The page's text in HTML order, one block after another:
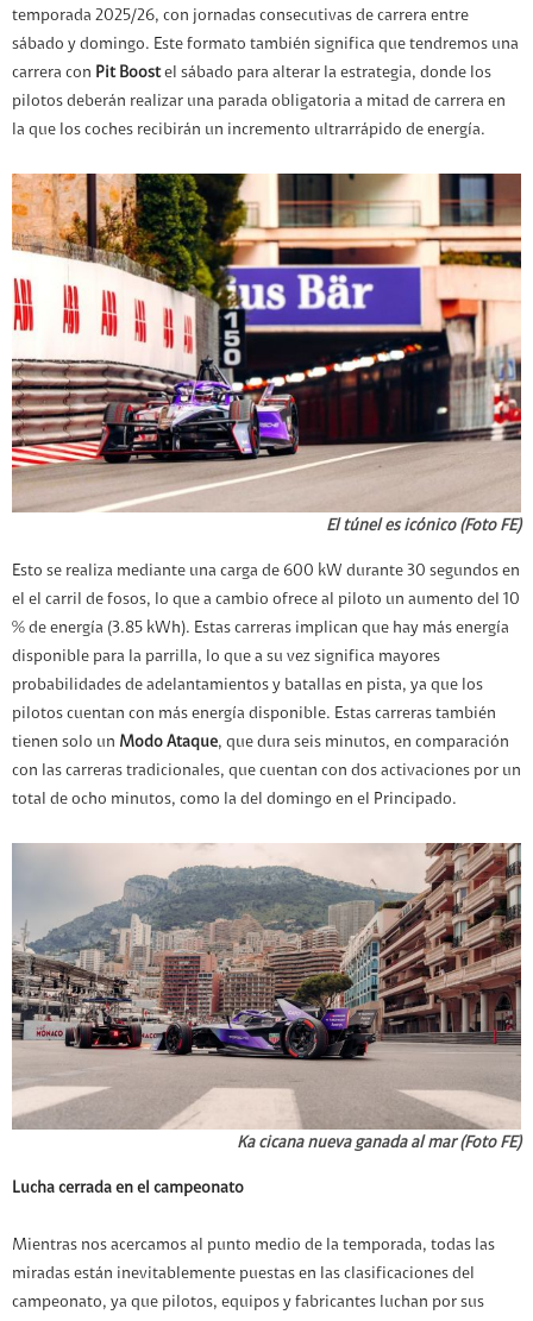
temporada 2025/26, con jornadas consecutivas de carrera entre
sábado y domingo. Este formato también significa que tendremos una
carrera con Pit Boostel sábado para alterar la estrategia, donde los
pilotos deberán realizar una parada obligatoria a mitad de carrera en
la que los coches recibirán un incremento ultrarrápido de energía.
El túnel es icónico (Foto FE)
Esto se realiza mediante una carga de 600 kW durante 30 segundos en
el el carril de fosos, lo que a cambio ofrece al piloto un aumento del 10
% de energía (3.85 kWh). Estas carreras implican que hay más energía
disponible para la parrilla, lo que a su vez significa mayores
probabilidades de adelantamientos y batallas en pista, ya que los
pilotos cuentan con más energía disponible. Estas carreras también
tienen solo un Modo Ataque, que dura seis minutos, en comparación
con las carreras tradicionales, que cuentan con dos activaciones por un
total de ocho minutos, como la del domingo en el Principado.
Ka cicana nueva ganada al mar (Foto FE)
Lucha cerrada en el campeonato
Mientras nos acercamos al punto medio de la temporada, todas las
miradas están inevitablemente puestas en las clasificaciones del
campeonato, ya que pilotos, equipos y fabricantes luchan por sus